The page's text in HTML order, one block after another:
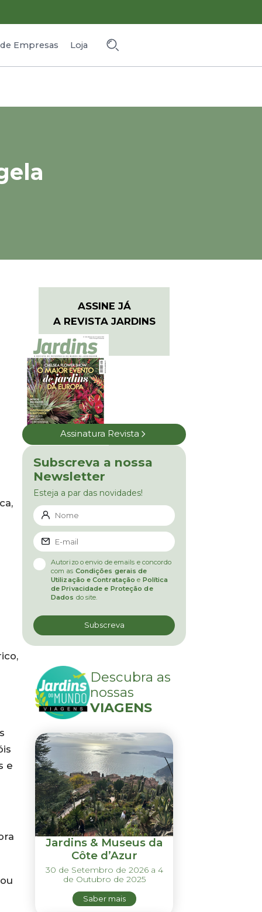
Empresas Loja
e
ASSINE JÁ
A REVISTA JARDINS
Assinatura Revista
Subscreva a nossa
Newsletter
Esteja a par das novidades!
Autorizo o envio de emails e concordo
com as Condições gerais de
Utilização e Contratação e Política
de Privacidade e Proteção de
Dados do site.
Descubra as
nossas
VIAGENS
Jardins & Museus da
Côte d’Azur
30 de Setembro de 2026 a 4
de Outubro de 2025
Saber mais